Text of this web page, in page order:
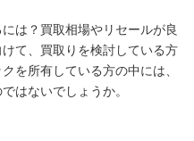
は？買取相場やリセールが良
て、買取りを検討している方
を所有している方の中には、
はないでしょうか。